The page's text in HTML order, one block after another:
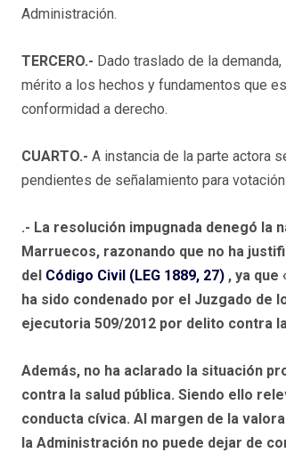
Administración.
TERCERO.- Dado traslado de la
mérito a los hechos y fundamentos que
conformidad a derecho.
CUARTO.- A instancia de la parte actora
pendientes de señalamiento para
.- La resolución impugnada denegó la
Marruecos, razonando que no ha
del Código Civil (LEG 1889, 27) , ya
ha sido condenado por el Juzgado de
ejecutoria 509/2012 por delito contra
Además, no ha aclarado la situación
contra la salud pública. Siendo ello
conducta cívica. Al margen de la
la Administración no puede dejar de